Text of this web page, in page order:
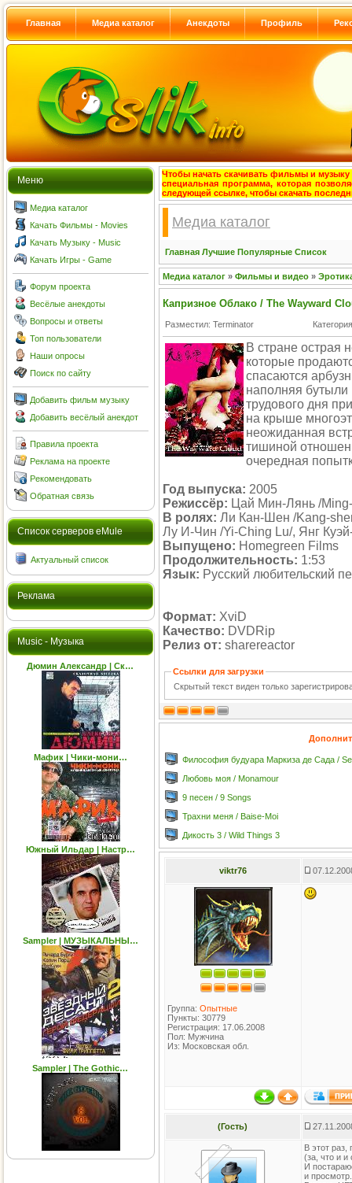
Главная Медиа каталог Анекдоты Профиль
Меню
Медиа каталог
Качать Фильмы - Movies
Качать Музыку - Music
Качать Игры - Game
Форум проекта
Весёлые анекдоты
Вопросы и ответы
Топ пользователи
Наши опросы
Поиск по сайту
Добавить фильм музыку
Добавить весёлый анекдот
Правила проекта
Реклама на проекте
Рекомендовать
Обратная связь
Cписок серверов eMule
Актуальный список
Реклама
Music - Музыка
Дюмин Александр | Ск…
Мафик | Чики-мони…
Южный Ильдар | Настр…
Sampler | МУЗЫКАЛЬНЫ…
Sampler | The Gothic…
Чтобы начать скачивать фильмы и музыку
специальная программа, которая
следующей ссылке, чтобы скачать
Медиа каталог
Главная Лучшие Популярные Список
Медиа каталог » Фильмы и видео »
Капризное Облако / The Wayward
Разместил: Terminator
В стране острая
которые
спасаются
наполняя бутыли
трудового дня
на крыше
неожиданная
тишиной
очередная
Год выпуска: 2005
Режиссёр: Цай Мин-Лянь /
В ролях: Ли Кан-Шен /Kang-
Лу И-Чин /Yi-Ching Lu/, Янг
Выпущено: Homegreen Films
Продолжительность: 1:53
Язык: Русский любительский
Формат: XviD
Качество: DVDRip
Релиз от: sharereactor
Ссылки для загрузки
Скрытый текст виден только
Философия будуара Маркиза де Садa /
Любовь моя / Monamour
9 песен / 9 Songs
Трахни меня / Baise-Moi
Дикость 3 / Wild Things 3
viktr76
Группа: Опытные
Пункты: 30779
Регистрация: 17.06.2008
Пол: Мужчина
Из: Московская обл.
(Гость)
В этот
(за, что и и
И
и просмотр.